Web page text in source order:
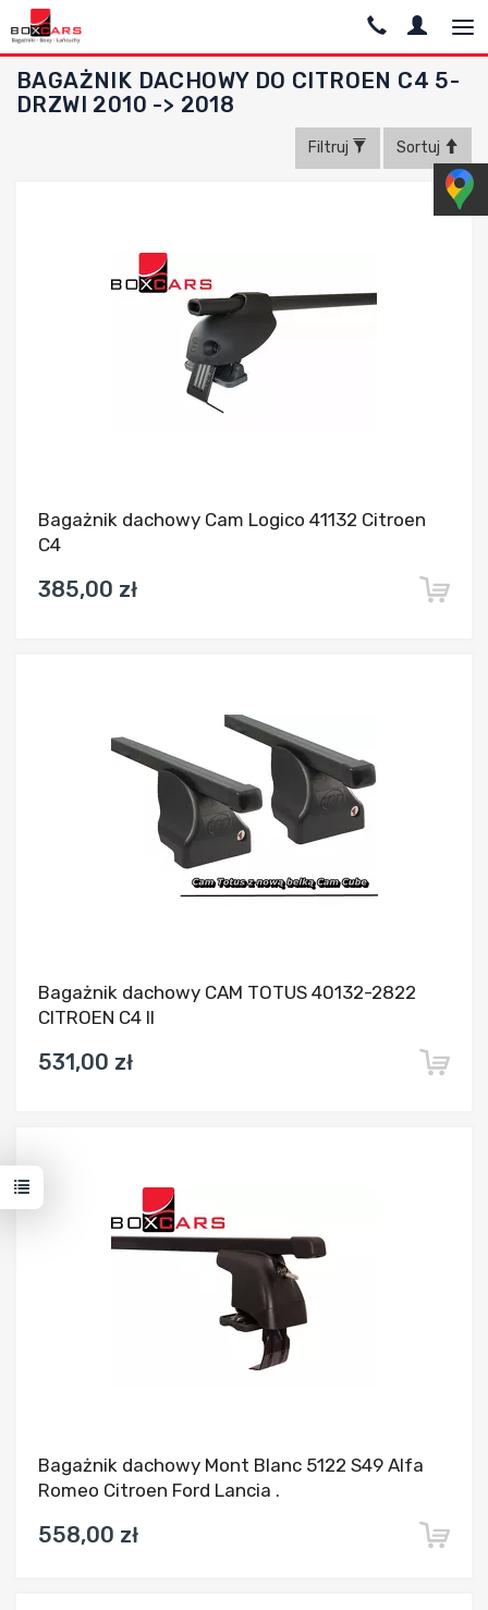
BAGAŻNIK DACHOWY DO CITROEN C4 5-
DRZWI 2010 -> 2018
Filtruj Sortuj
Bagażnik dachowy Cam Logico 41132 Citroen
C4
385,00 zł
Bagażnik dachowy CAM TOTUS 40132-2822
CITROEN C4 II
531,00 zł
Bagażnik dachowy Mont Blanc 5122 S49 Alfa
Romeo Citroen Ford Lancia .
558,00 zł